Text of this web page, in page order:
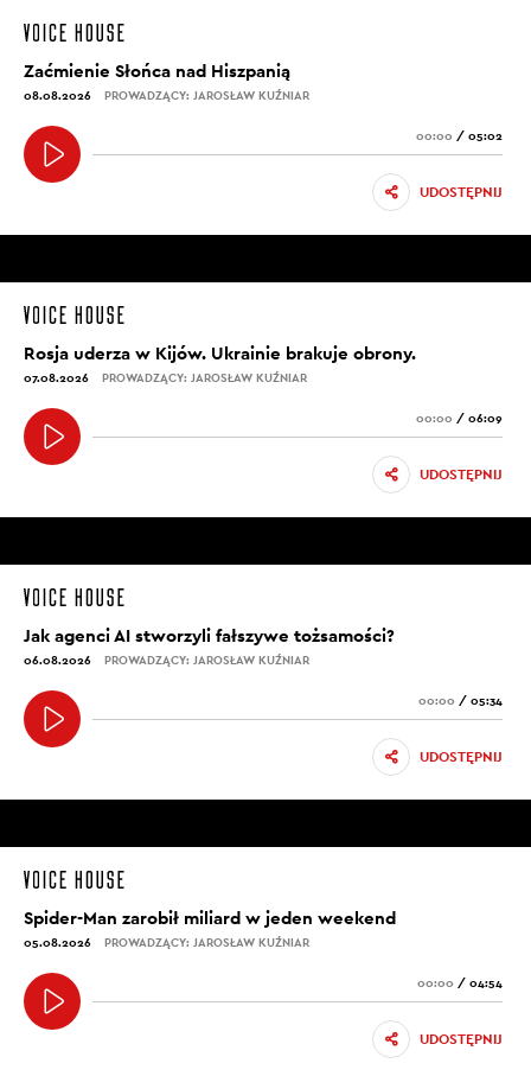
Zaćmienie Słońca nad Hiszpanią
08.08.2026 PROWADZĄCY: JAROSŁAW KUŹNIAR
00:00 / 05:02
UDOSTĘPNIJ
Rosja uderza w Kijów. Ukrainie brakuje obrony.
07.08.2026 PROWADZĄCY: JAROSŁAW KUŹNIAR
00:00 / 06:09
UDOSTĘPNIJ
Jak agenci AI stworzyli fałszywe tożsamości?
06.08.2026 PROWADZĄCY: JAROSŁAW KUŹNIAR
00:00 / 05:34
UDOSTĘPNIJ
Spider-Man zarobił miliard w jeden weekend
05.08.2026 PROWADZĄCY: JAROSŁAW KUŹNIAR
00:00 / 04:54
UDOSTĘPNIJ